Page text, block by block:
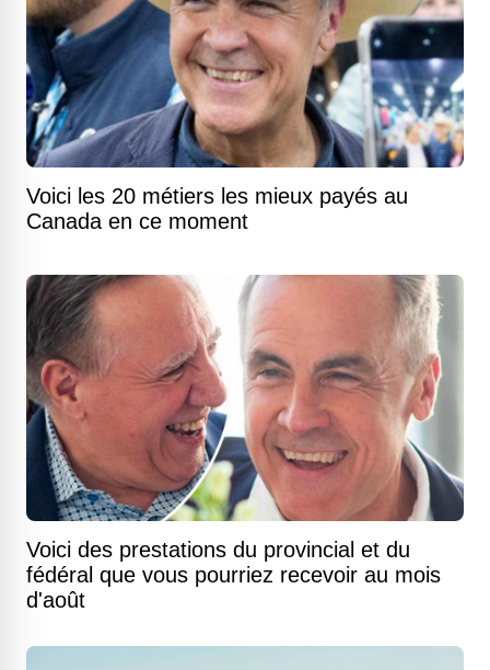
Voici les 20 métiers les mieux payés au
Canada en ce moment
Voici des prestations du provincial et du
fédéral que vous pourriez recevoir au mois
d'août